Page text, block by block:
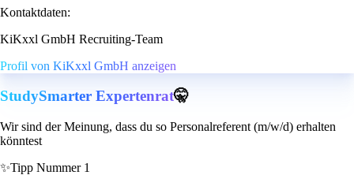
Kontaktdaten:
KiKxxl GmbH Recruiting-Team
Profil von KiKxxl GmbH anzeigen
StudySmarter Expertenrat🤫
Wir sind der Meinung, dass du so Personalreferent (m/w/d) erhalten
könntest
✨Tipp Nummer 1